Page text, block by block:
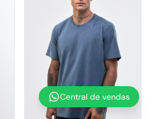
Central de vendas